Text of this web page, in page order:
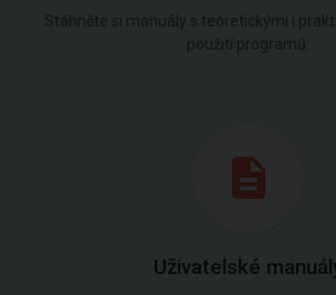
Stáhněte si manuály s teoretickými i
použití programů.
Uživatelské